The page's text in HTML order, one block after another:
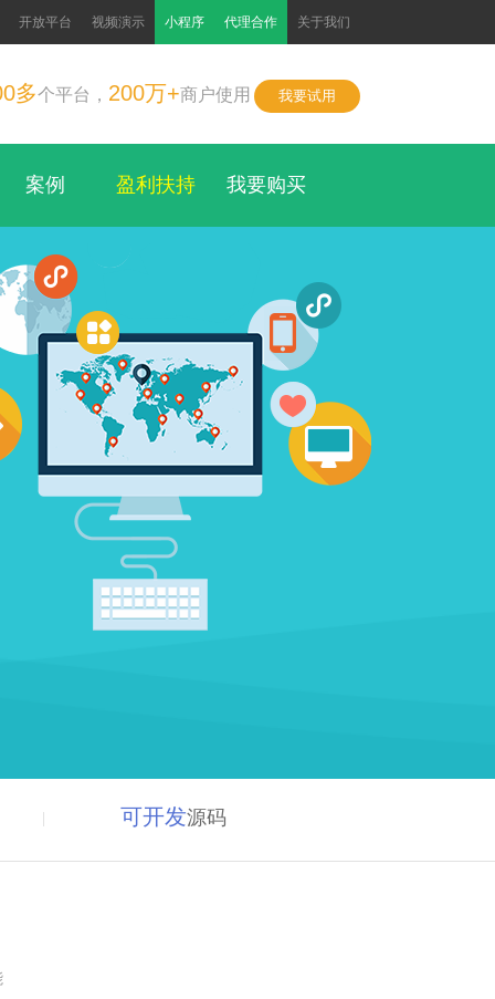
开放平台 视频演示 小程序 代理合作 关于我们
多个平台， 200万+商户使用 我要试用
案例 盈利扶持 我要购买
可开发源码